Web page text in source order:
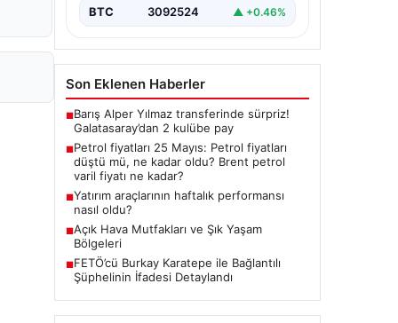
BTC 3092524 ▲ +0.46%
Son Eklenen Haberler
■Barış Alper Yılmaz transferinde sürpriz!
Galatasaray’dan 2 kulübe pay
■Petrol fiyatları 25 Mayıs: Petrol fiyatları
düştü mü, ne kadar oldu? Brent petrol
varil fiyatı ne kadar?
■Yatırım araçlarının haftalık performansı
nasıl oldu?
■Açık Hava Mutfakları ve Şık Yaşam
Bölgeleri
■FETÖ’cü Burkay Karatepe ile Bağlantılı
Şüphelinin İfadesi Detaylandı